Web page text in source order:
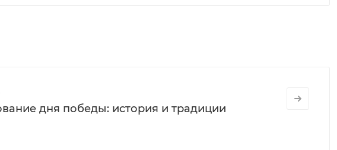
дня победы: история и традиции